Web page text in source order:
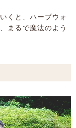
くと、ハーブウォ
まるで魔法のよう